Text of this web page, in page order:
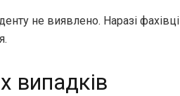
не виявлено. Наразі фахівці
випадків